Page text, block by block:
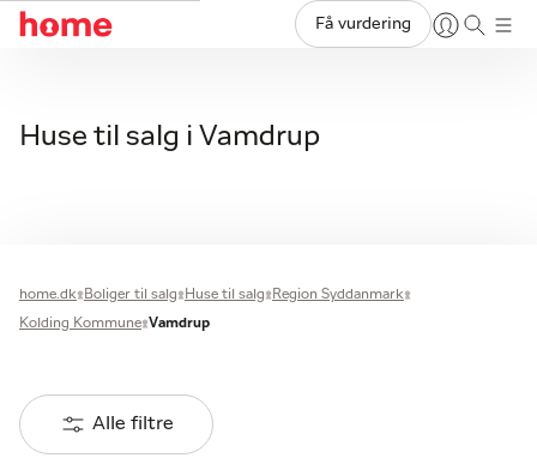
Få vurdering
Huse til salg i Vamdrup
home.dk Boliger til salg Huse til salg
Region Syddanmark
Kolding Kommune Vamdrup
Alle filtre